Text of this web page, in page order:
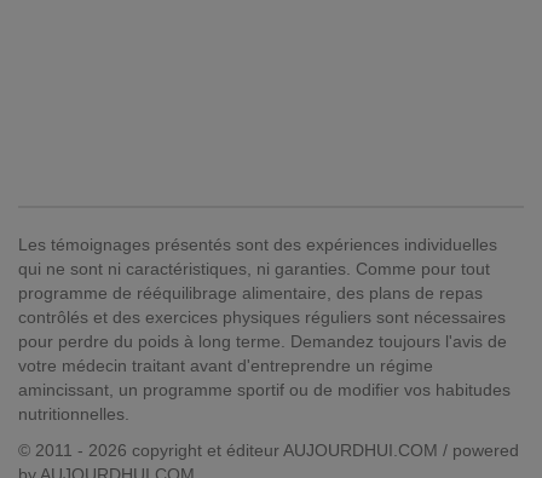
Les témoignages présentés sont des expériences individuelles
qui ne sont ni caractéristiques, ni garanties. Comme pour tout
programme de rééquilibrage alimentaire, des plans de repas
contrôlés et des exercices physiques réguliers sont nécessaires
pour perdre du poids à long terme. Demandez toujours l'avis de
votre médecin traitant avant d'entreprendre un régime
amincissant, un programme sportif ou de modifier vos habitudes
nutritionnelles.
© 2011 - 2026 copyright et éditeur AUJOURDHUI.COM / powered